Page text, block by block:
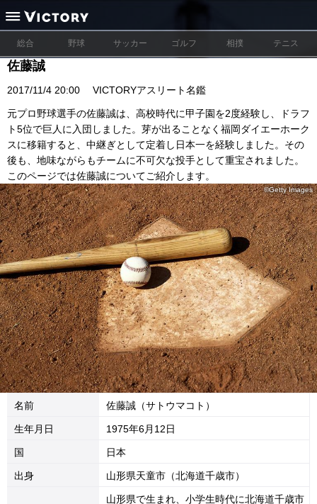
総合 野球 サッカー ゴルフ 相撲 テニス
佐藤誠
2017/11/4 20:00 VICTORYアスリート名鑑
元プロ野球選手の佐藤誠は、高校時代に甲子園を2度経験し、ドラフ
ト5位で巨人に入団しました。芽が出ることなく福岡ダイエーホーク
スに移籍すると、中継ぎとして定着し日本一を経験しました。その
後も、地味ながらもチームに不可欠な投手として重宝されました。
このページでは佐藤誠についてご紹介します。
©Getty Images
名前 佐藤誠（サトウマコト）
生年月日 1975年6月12日
国 日本
出身 山形県天童市（北海道千歳市）
山形県で生まれ、小学生時代に北海道千歳市